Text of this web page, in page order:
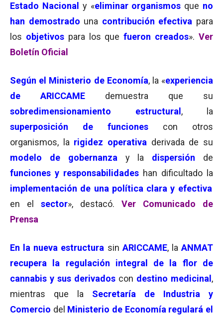
Estado Nacional y «eliminar organismos que no
han demostrado una contribución efectiva para
los objetivos para los quefueron creados».Ver
Boletín Oficial
Según el Ministerio de Economía, la «experiencia
de ARICCAME
demuestra que su
sobredimensionamiento estructural , la
superposición de funciones
con otros
organismos, la rigidez operativa derivada de su
modelo de gobernanza
y la dispersión
de
funciones y responsabilidades han dificultado la
implementación de una política clara y efectiva
en el sector», destacó. Ver Comunicado de
Prensa
En la nueva estructura sin ARICCAME, laANMAT
recupera la regulación integral de la flor de
cannabis y sus derivados con destino medicinal ,
mientras que la Secretaría de Industria y
Comercio del Ministerio de Economía regulará el